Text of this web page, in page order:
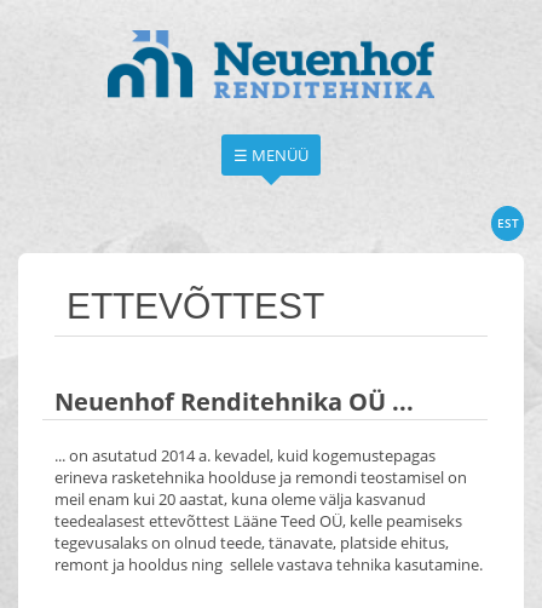
☰ MENÜÜ
EST
ETTEVÕTTEST
Neuenhof Renditehnika OÜ ...
... on asutatud 2014 a. kevadel, kuid kogemustepagas
erineva rasketehnika hoolduse ja remondi teostamisel on
meil enam kui 20 aastat, kuna oleme välja kasvanud
teedealasest ettevõttest Lääne Teed OÜ, kelle peamiseks
tegevusalaks on olnud teede, tänavate, platside ehitus,
remont ja hooldus ning sellele vastava tehnika kasutamine.